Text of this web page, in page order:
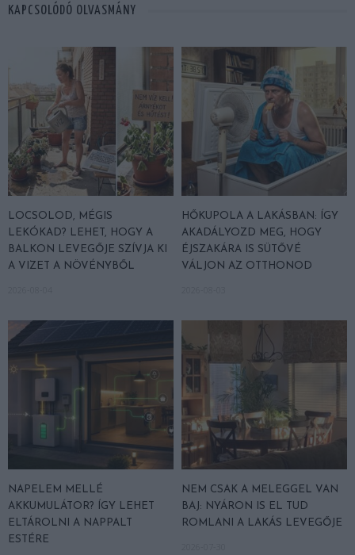
KAPCSOLÓDÓ OLVASMÁNY
LOCSOLOD, MÉGIS
LEKÓKAD? LEHET, HOGY A
BALKON LEVEGŐJE SZÍVJA KI
A VIZET A NÖVÉNYBŐL
HŐKUPOLA A LAKÁSBAN: ÍGY
AKADÁLYOZD MEG, HOGY
ÉJSZAKÁRA IS SÜTŐVÉ
VÁLJON AZ OTTHONOD
NAPELEM MELLÉ
AKKUMULÁTOR? ÍGY LEHET
ELTÁROLNI A NAPPALT
ESTÉRE
NEM CSAK A MELEGGEL VAN
BAJ: NYÁRON IS EL TUD
ROMLANI A LAKÁS LEVEGŐJE